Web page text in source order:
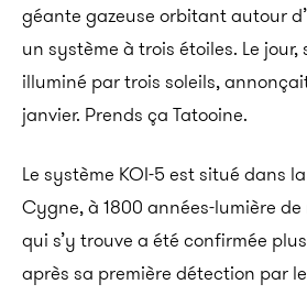
géante gazeuse orbitant autour
un système à trois étoiles. Le
illuminé par trois soleils,
janvier. Prends ça Tatooine.
Le système KOI-5 est situé dans
Cygne, à 1800 années-lumière de
qui s’y trouve a été confirmée
après sa première détection par